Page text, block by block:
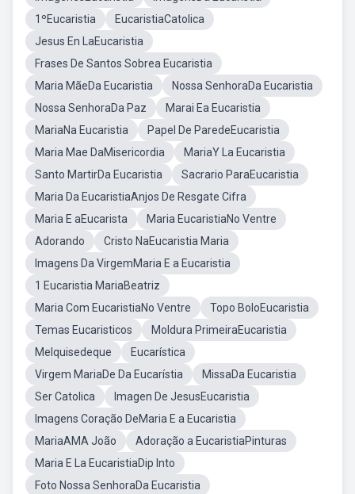
1ºEucaristia
EucaristiaCatolica
Jesus En LaEucaristia
Frases De Santos Sobrea Eucaristia
Maria MãeDa Eucaristia
Nossa SenhoraDa Eucaristia
Nossa SenhoraDa Paz
Marai Ea Eucaristia
MariaNa Eucaristia
Papel De ParedeEucaristia
Maria Mae DaMisericordia
MariaY La Eucaristia
Santo MartirDa Eucaristia
Sacrario ParaEucaristia
Maria Da EucaristiaAnjos De Resgate Cifra
Maria E aEucarista
Maria EucaristiaNo Ventre
Adorando
Cristo NaEucaristia Maria
Imagens Da VirgemMaria E a Eucaristia
1 Eucaristia MariaBeatriz
Maria Com EucaristiaNo Ventre
Topo BoloEucaristia
Temas Eucaristicos
Moldura PrimeiraEucaristia
Melquisedeque
Eucarística
Virgem MariaDe Da Eucarístia
MissaDa Eucaristia
Ser Catolica
Imagen De JesusEucaristia
Imagens Coração DeMaria E a Eucaristia
MariaAMA João
Adoração a EucaristiaPinturas
Maria E La EucaristiaDip Into
Foto Nossa SenhoraDa Eucaristia